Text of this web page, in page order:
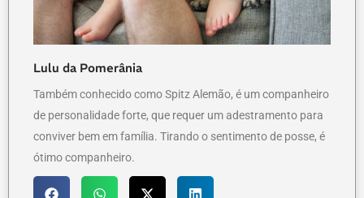
Lulu da Pomerânia
Também conhecido como Spitz Alemão, é um companheiro
de personalidade forte, que requer um adestramento para
conviver bem em família. Tirando o sentimento de posse, é
ótimo companheiro.